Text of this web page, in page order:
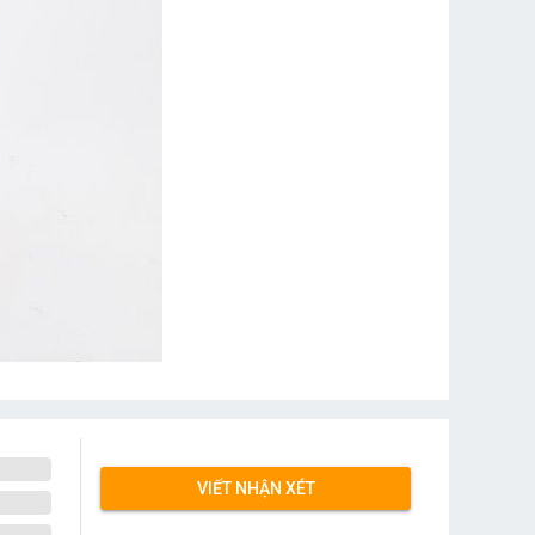
VIẾT NHẬN XÉT